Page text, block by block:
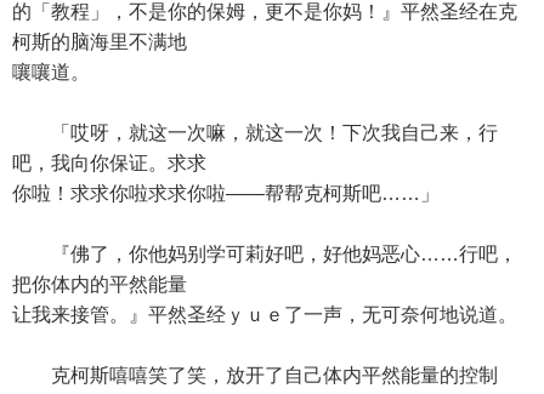
的「教程」，不是你的保姆，更不是你妈！』平然圣经在克
柯斯的脑海里不满地
嚷嚷道。
「哎呀，就这一次嘛，就这一次！下次我自己来，行
吧，我向你保证。求求
你啦！求求你啦求求你啦——帮帮克柯斯吧……」
『佛了，你他妈别学可莉好吧，好他妈恶心……行吧，
把你体内的平然能量
让我来接管。』平然圣经ｙｕｅ了一声，无可奈何地说道。
克柯斯嘻嘻笑了笑，放开了自己体内平然能量的控制